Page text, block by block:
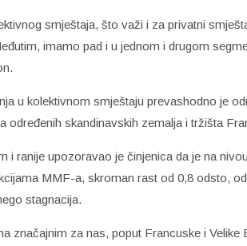
smještaja, što važi i za privatni
imamo pad i u jednom i drugom
u kolektivnom smještaju prevashodno je
određenih skandinavskih zemalja i tržišta
i ranije upozoravao je činjenica da je na
MMF-a, skroman rast od 0,8 odsto,
stagnacija.
značajnim za nas, poput Francuske i Velike